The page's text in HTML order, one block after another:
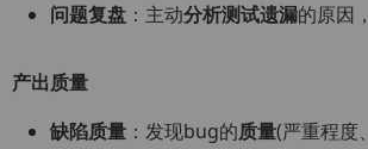
问题复盘 ：主动分析测试遗漏的原因
产出质量
缺陷质量 ：发现bug的质量(严重程度